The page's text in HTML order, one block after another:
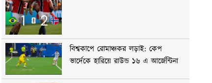
বিশ্বকাপে রোমাঞ্চকর লড়াই: কেপ
ভার্দেকে হারিয়ে রাউন্ড ১৬ এ আর্জেন্টিনা